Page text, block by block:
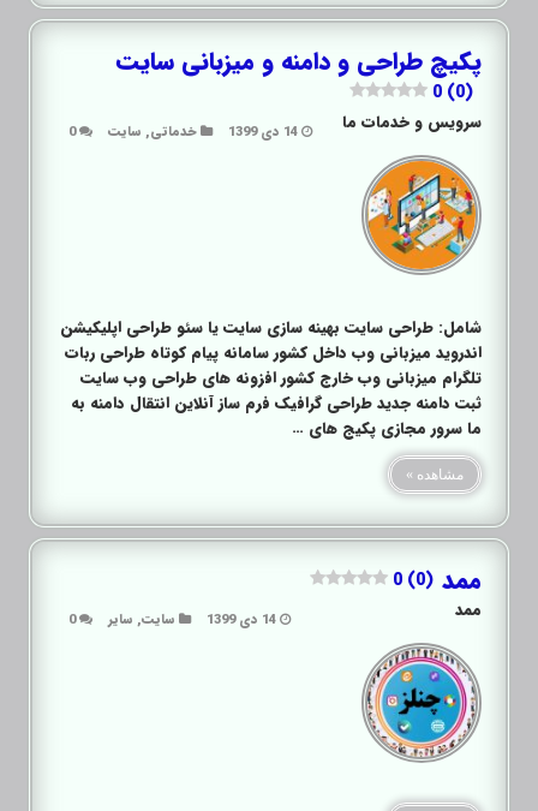
پکیچ طراحی و دامنه و میزبانی سایت
0 (0)
14 دی 1399 خدماتی, سایت 0 سرویس و خدمات ما
شامل: طراحی سایت بهینه سازی سایت یا سئو طراحی اپلیکیشن
اندروید میزبانی وب داخل کشور سامانه پیام کوتاه طراحی ربات
تلگرام میزبانی وب خارج کشور افزونه های طراحی وب سایت
ثبت دامنه جدید طراحی گرافیک فرم ساز آنلاین انتقال دامنه به
ما سرور مجازی پکیج های …
مشاهده »
ممد 0 (0)
14 دی 1399 سایت, سایر 0 ممد